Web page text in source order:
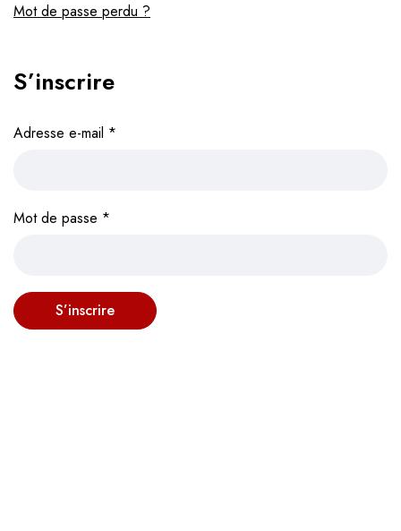
Mot de passe perdu ?
S’inscrire
Adresse e-mail *
Mot de passe *
S’inscrire